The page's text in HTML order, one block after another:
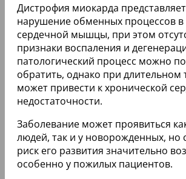
Дистрофия миокарда
нарушение обменных процессов в
сердечной мышцы, при этом
признаки воспаления и
патологический процесс можно
обратить, однако при длительном
может привести к хронической
недостаточности.
Заболевание может проявиться
людей, так и у новорожденных, но
риск его развития значительно
особенно у пожилых пациентов.